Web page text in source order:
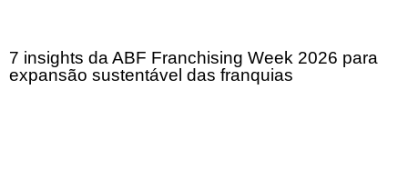
7 insights da ABF Franchising Week 2026 para
expansão sustentável das franquias